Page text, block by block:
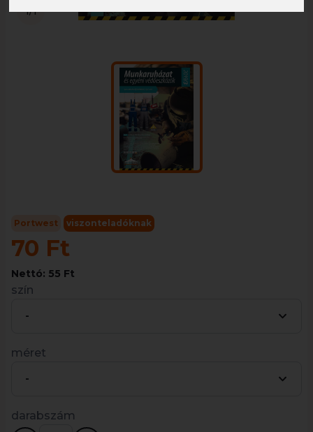
1/1
Portwest viszonteladóknak
70 Ft
Nettó: 55 Ft
szín
-
méret
-
darabszám